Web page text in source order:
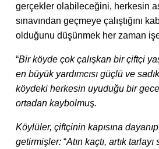
gerçekler olabileceğini, herkesin
sınavından geçmeye çalıştığını
olduğunu düşünmek her zaman
“Bir köyde çok çalışkan bir çiftçi
en büyük yardımcısı güçlü ve
köydeki herkesin uyuduğu bir
ortadan kaybolmuş.
Köylüler, çiftçinin kapısına
getirmişler: “Atın kaçtı, artık